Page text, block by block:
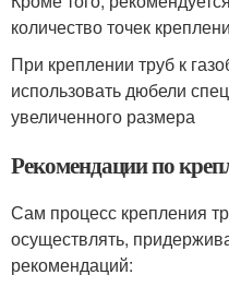
количество точек
При креплении труб к
использовать дюбели
увеличенного размера
Рекомендации по
Сам процесс крепления
осуществлять,
рекомендаций: